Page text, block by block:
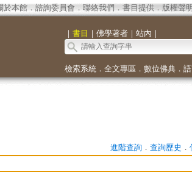
於本館． 諮詢委員會． 聯絡我們 ． 書目提供． 版權聲明
｜ 書目 ｜ 佛學著者｜ 站內 ｜
檢索系統． 全文專區 ． 數位佛典．
進階查詢． 查詢歷史 ．